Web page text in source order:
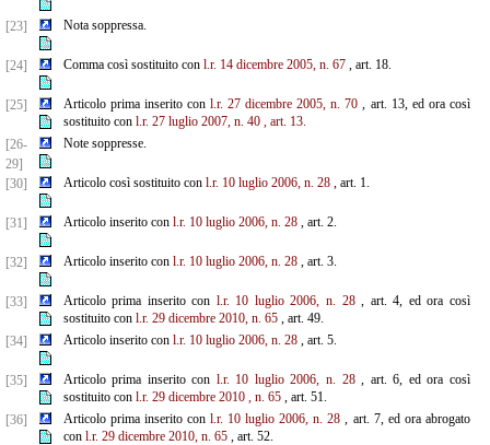
[23] Nota soppressa.
[24] Comma così sostituito con l.r. 14 dicembre 2005, n. 67, art. 18.
[25] Articolo prima inserito con l.r. 27 dicembre 2005, n. 70 , art. 13, ed ora così
sostituito con l.r. 27 luglio 2007, n. 40 , art. 13.
[26-
29]
Note soppresse.
[30] Articolo così sostituito con l.r. 10 luglio 2006, n. 28, art. 1.
[31] Articolo inserito con l.r. 10 luglio 2006, n. 28, art. 2.
[32] Articolo inserito con l.r. 10 luglio 2006, n. 28, art. 3.
[33] Articolo prima inserito con l.r. 10 luglio 2006, n. 28, art. 4, ed ora così
sostituito con l.r. 29 dicembre 2010, n. 65, art. 49.
[34]
Articolo inserito con l.r. 10 luglio 2006, n. 28, art. 5.
[35] Articolo prima inserito con l.r. 10 luglio 2006, n. 28, art. 6, ed ora così
sostituito con l.r. 29 dicembre 2010 , n. 65, art. 51.
[36]
Articolo prima inserito con l.r. 10 luglio 2006, n. 28 , art. 7, ed ora abrogato
con l.r. 29 dicembre 2010, n. 65, art. 52.